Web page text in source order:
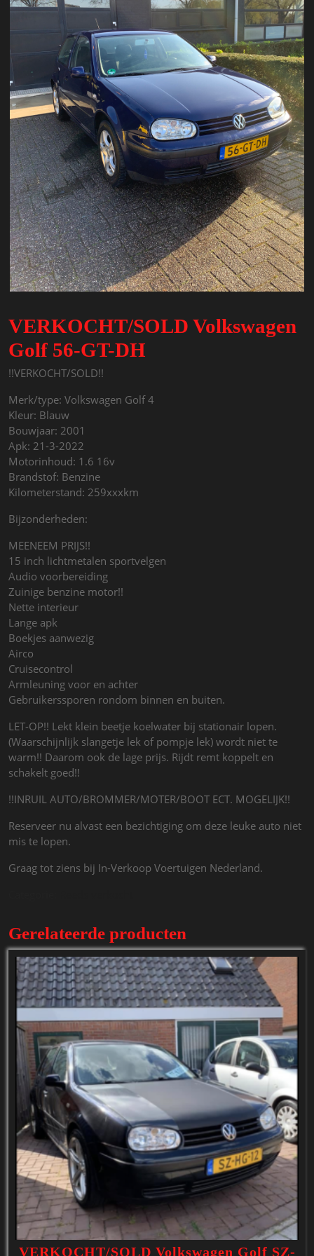
VERKOCHT/SOLD Volkswagen
Golf 56-GT-DH
!!VERKOCHT/SOLD!!
Merk/type: Volkswagen Golf 4
Kleur: Blauw
Bouwjaar: 2001
Apk: 21-3-2022
Motorinhoud: 1.6 16v
Brandstof: Benzine
Kilometerstand: 259xxxkm
Bijzonderheden:
MEENEEM PRIJS!!
15 inch lichtmetalen sportvelgen
Audio voorbereiding
Zuinige benzine motor!!
Nette interieur
Lange apk
Boekjes aanwezig
Airco
Cruisecontrol
Armleuning voor en achter
Gebruikerssporen rondom binnen en buiten.
LET-OP!! Lekt klein beetje koelwater bij stationair lopen.
(Waarschijnlijk slangetje lek of pompje lek) wordt niet te
warm!! Daarom ook de lage prijs. Rijdt remt koppelt en
schakelt goed!!
!!INRUIL AUTO/BROMMER/MOTER/BOOT ECT. MOGELIJK!!
Reserveer nu alvast een bezichtiging om deze leuke auto niet
mis te lopen.
Graag tot ziens bij In-Verkoop Voertuigen Nederland.
Gerelateerde producten
VERKOCHT/SOLD Volkswagen Golf SZ-